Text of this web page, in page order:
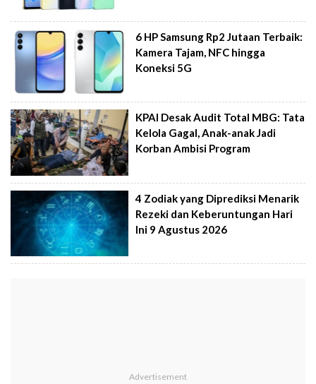
6 HP Samsung Rp2 Jutaan Terbaik:
Kamera Tajam, NFC hingga
Koneksi 5G
KPAI Desak Audit Total MBG: Tata
Kelola Gagal, Anak-anak Jadi
Korban Ambisi Program
4 Zodiak yang Diprediksi Menarik
Rezeki dan Keberuntungan Hari
Ini 9 Agustus 2026